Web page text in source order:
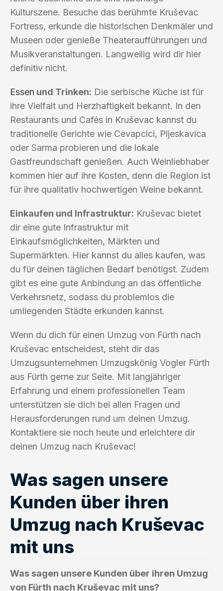
Kulturszene. Besuche das berühmte Kruševac
Fortress, erkunde die historischen Denkmäler und
Museen oder genieße Theateraufführungen und
Musikveranstaltungen. Langweilig wird dir hier
definitiv nicht.
Essen und Trinken: Die serbische Küche ist für
ihre Vielfalt und Herzhaftigkeit bekannt. In den
Restaurants und Cafés in Kruševac kannst du
traditionelle Gerichte wie Cevapcici, Pljeskavica
oder Sarma probieren und die lokale
Gastfreundschaft genießen. Auch Weinliebhaber
kommen hier auf ihre Kosten, denn die Region ist
für ihre qualitativ hochwertigen Weine bekannt.
Einkaufen und Infrastruktur: Kruševac bietet
dir eine gute Infrastruktur mit
Einkaufsmöglichkeiten, Märkten und
Supermärkten. Hier kannst du alles kaufen, was
du für deinen täglichen Bedarf benötigst. Zudem
gibt es eine gute Anbindung an das öffentliche
Verkehrsnetz, sodass du problemlos die
umliegenden Städte erkunden kannst.
Wenn du dich für einen Umzug von Fürth nach
Kruševac entscheidest, steht dir das
Umzugsunternehmen Umzugskönig Vogler Fürth
aus Fürth gerne zur Seite. Mit langjähriger
Erfahrung und einem professionellen Team
unterstützen sie dich bei allen Fragen und
Herausforderungen rund um deinen Umzug.
Kontaktiere sie noch heute und erleichtere dir
deinen Umzug nach Kruševac!
Was sagen unsere
Kunden über ihren
Umzug nach Kruševac
mit uns
Was sagen unsere Kunden über ihren Umzug
von Fürth nach Kruševac mit uns?